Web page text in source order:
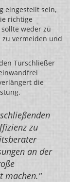
eingestellt sein,
richtige
weder zu
zu vermeiden und
Türschließer
die
zu
an der
machen."